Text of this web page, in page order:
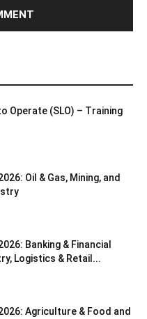
Operate (SLO) – Training
Oil & Gas, Mining, and
Banking & Financial
Logistics & Retail...
Agriculture & Food and